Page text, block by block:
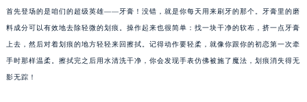
首先登场的是咱们的超级英雄——牙膏！没错，就是你每天用来刷牙的那个。牙膏里的磨
料成分可以有效地去除轻微的划痕。操作起来也很简单：找一块干净的软布，挤一点牙膏
上去，然后对着划痕的地方轻轻来回擦拭。记得动作要轻柔，就像你跟你的初恋第一次牵
手时那样温柔。擦拭完之后用水清洗干净，你会发现手表仿佛被施了魔法，划痕消失得无
影无踪！